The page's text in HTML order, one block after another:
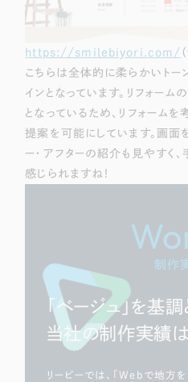
https://smilebiyori.com/
こちらは全体的に柔らかいトー
インとなっています。リフォー
となっているため、リフォーム
提案を可能にしています。画面
ー・アフターの紹介も見やすく
感じられますね！
制作
「ベージュ」を基調
当社の制作実績は
リーピーでは、「Webで地方